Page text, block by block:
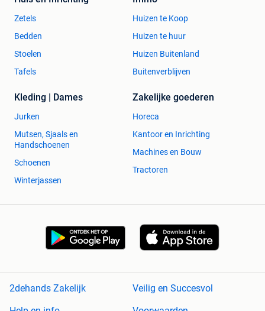
Zetels
Bedden
Stoelen
Tafels
Huizen te Koop
Huizen te huur
Huizen Buitenland
Buitenverblijven
Kleding | Dames
Jurken
Mutsen, Sjaals en
Handschoenen
Schoenen
Winterjassen
Zakelijke goederen
Horeca
Kantoor en Inrichting
Machines en Bouw
Tractoren
2dehands Zakelijk
Veilig en Succesvol